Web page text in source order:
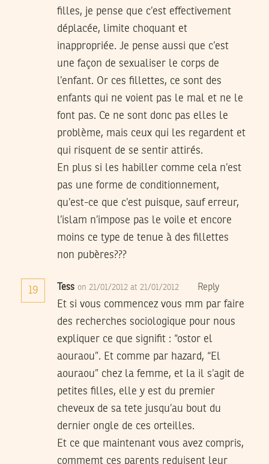
filles, je pense que c’est effectivement
déplacée, limite choquant et
inappropriée. Je pense aussi que c’est
une façon de sexualiser le corps de
l’enfant. Or ces fillettes, ce sont des
enfants qui ne voient pas le mal et ne le
font pas. Ce ne sont donc pas elles le
problème, mais ceux qui les regardent et
qui risquent de se sentir attirés.
En plus si les habiller comme cela n’est
pas une forme de conditionnement,
qu’est-ce que c’est puisque, sauf erreur,
l’islam n’impose pas le voile et encore
moins ce type de tenue à des fillettes
non pubères???
19 Tess on 21/01/2012 at 21/01/2012 Reply
Et si vous commencez vous mm par faire
des recherches sociologique pour nous
expliquer ce que signifit : “ostor el
aouraou”. Et comme par hazard, “El
aouraou” chez la femme, et la il s’agit de
petites filles, elle y est du premier
cheveux de sa tete jusqu’au bout du
dernier ongle de ces orteilles.
Et ce que maintenant vous avez compris,
commemt ces parents reduisent leur